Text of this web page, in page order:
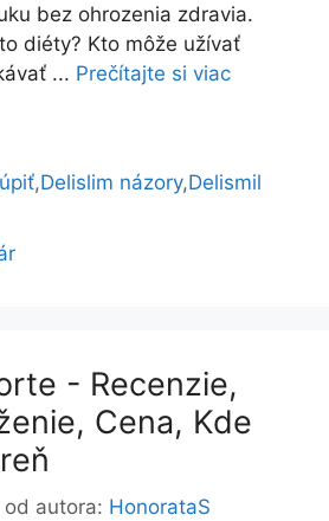
bez ohrozenia zdravia.
diéty? Kto môže užívať
... Prečítajte si viac
,Delislim názory,Delismil
- Recenzie,
Cena, Kde
od autora: HonorataS